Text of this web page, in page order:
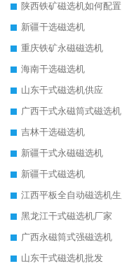
陕西铁矿磁选机如何配置
新疆干选磁选机
重庆铁矿永磁磁选机
海南干选磁选机
山东干式磁选机供应
广西干式永磁筒式磁选机
吉林干选磁选机
新疆干式永磁磁选机
新疆干式磁选机
黑龙江干式磁选机厂家
广西永磁筒式强磁选机
山东干式磁选机批发